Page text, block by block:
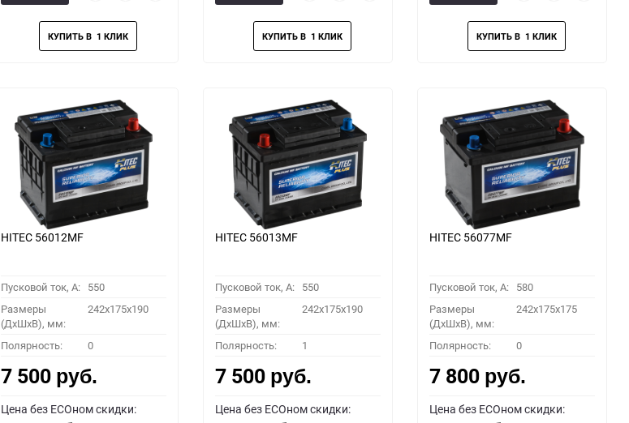
избранное
избранное
избранное
HITEC 56012MF
Пусковой ток, A: 550
Размеры
(ДхШхВ), мм:
242x175x190
Полярность: 0
7 500 руб.
Цена без ECOном скидки:
HITEC 56013MF
Пусковой ток, A: 550
Размеры
(ДхШхВ), мм:
242x175x190
Полярность: 1
7 500 руб.
Цена без ECOном скидки:
HITEC 56077MF
Пусковой ток, A: 580
Размеры
(ДхШхВ), мм:
242x175x175
Полярность: 0
7 800 руб.
Цена без ECOном скидки: